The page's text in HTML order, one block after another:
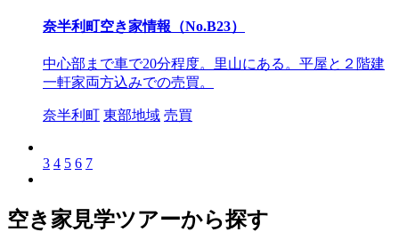
奈半利町空き家情報（No.B23）
中心部まで車で20分程度。里山にある。平屋と２階建
一軒家両方込みでの売買。
奈半利町 東部地域 売買
3 4 5 6 7
空き家見学ツアーから探す